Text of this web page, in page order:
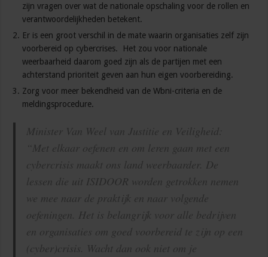
zijn vragen over wat de nationale opschaling voor de rollen en
verantwoordelijkheden betekent.
Er is een groot verschil in de mate waarin organisaties zelf zijn
voorbereid op cybercrises. Het zou voor nationale
weerbaarheid daarom goed zijn als de partijen met een
achterstand prioriteit geven aan hun eigen voorbereiding.
Zorg voor meer bekendheid van de Wbni-criteria en de
meldingsprocedure.
Minister Van Weel van Justitie en Veiligheid:
“Met elkaar oefenen en om leren gaan met een
cybercrisis maakt ons land weerbaarder. De
lessen die uit ISIDOOR worden getrokken nemen
we mee naar de praktijk en naar volgende
oefeningen. Het is belangrijk voor alle bedrijven
en organisaties om goed voorbereid te zijn op een
(cyber)crisis. Wacht dan ook niet om je